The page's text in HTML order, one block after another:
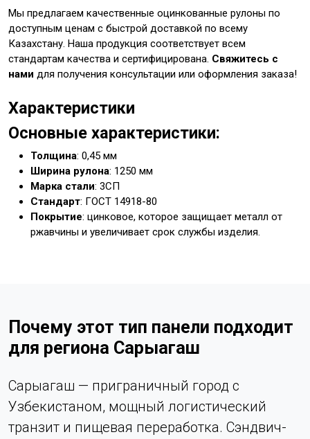
Мы предлагаем качественные оцинкованные рулоны по
доступным ценам с быстрой доставкой по всему
Казахстану. Наша продукция соответствует всем
стандартам качества и сертифицирована. Свяжитесь с
нами для получения консультации или оформления заказа!
Характеристики
Основные характеристики:
Толщина: 0,45 мм
Ширина рулона: 1250 мм
Марка стали: 3СП
Стандарт: ГОСТ 14918-80
Покрытие: цинковое, которое защищает металл от
ржавчины и увеличивает срок службы изделия.
Почему этот тип панели подходит
для региона Сарыагаш
Сарыагаш — приграничный город с
Узбекистаном, мощный логистический
транзит и пищевая переработка. Сэндвич-